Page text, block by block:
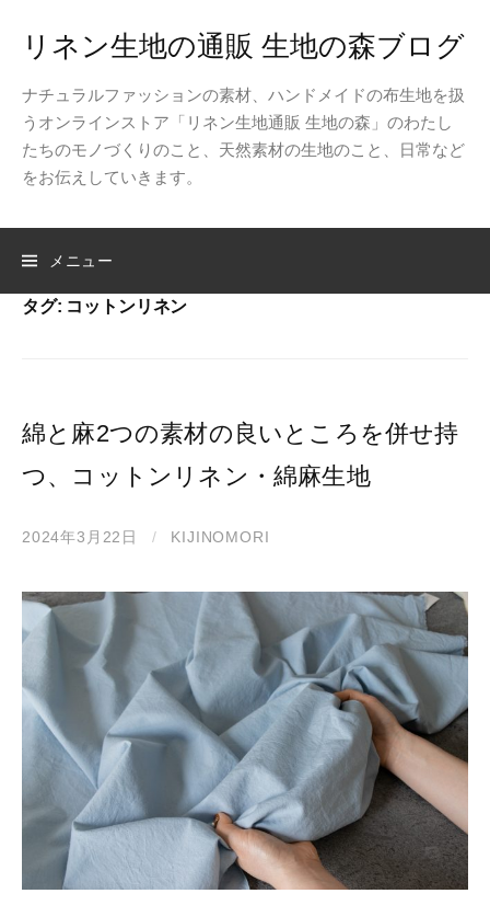
キ
プ
リネン生地の通販 生地の森ブログ
ナチュラルファッションの素材、ハンドメイドの布生地を扱
うオンラインストア「リネン生地通販 生地の森」のわたし
たちのモノづくりのこと、天然素材の生地のこと、日常など
をお伝えしていきます。
メニュー
タグ: コットンリネン
綿と麻2つの素材の良いところを併せ持
つ、コットンリネン・綿麻生地
2024年3月22日 / KIJINOMORI